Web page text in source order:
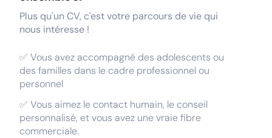
Plus qu'un CV, c'est votre parcours de vie qui
nous intéresse !
✅ Vous avez accompagné des adolescents ou
des familles dans le cadre professionnel ou
personnel
✅ Vous aimez le contact humain, le conseil
personnalisé, et vous avez une vraie fibre
commerciale.